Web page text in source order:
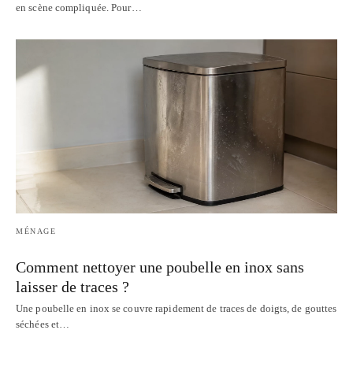
en scène compliquée. Pour…
MÉNAGE
Comment nettoyer une poubelle en inox sans
laisser de traces ?
Une poubelle en inox se couvre rapidement de traces de doigts, de gouttes
séchées et…